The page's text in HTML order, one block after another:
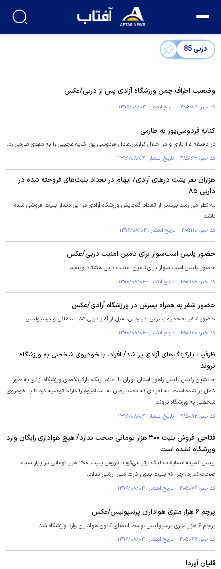
دربی 85
وضعیت اطراف چمن ورزشگاه آزادی پس از دربی/عکس
کد خبر: ۴۸۵۱۸۶ تاریخ انتشار : ۱۳۹۶/۰۸/۰۴
کنایه فردوسی‌پور به طارمی
در دقیقه 12 بازی و در خلال گزارش،عادل فردوسی پور کنایه عجیبی را به مهدی طارمی زد.
کد خبر: ۴۸۵۱۶۳ تاریخ انتشار : ۱۳۹۶/۰۸/۰۴
هزاران نفر پشت درهای آزادی/ ابهام در تعداد بلیت‌های فروخته شده در
داربی ۸۵
به نظر می رسد بیشتر از تعداد گنجایش ورزشگاه آزادی در این دیدار بلیت فروشی شده
باشد.
کد خبر: ۴۸۵۱۱۰ تاریخ انتشار : ۱۳۹۶/۰۸/۰۴
حضور پلیس اسب‌سوار برای تامین امنيت دربی/عکس
حضور پلیس اسب سوار برای تامین امنيت دربی هشتاد وپنجم
کد خبر: ۴۸۵۱۰۸ تاریخ انتشار : ۱۳۹۶/۰۸/۰۴
حضور شفر به همراه پسرش در ورزشگاه آزادی/عکس
حضور شفر به همراه پسرش، در زمين، قبل از آغاز دربی ۸۵ استقلال و پرسپولیس
کد خبر: ۴۸۵۱۰۰ تاریخ انتشار : ۱۳۹۶/۰۸/۰۴
ظرفیت پارکینگ‌های آزادی پر شد/ افراد، با خودروی شخصی به ورزشگاه
نروند
جانشین رئیس پلیس راهور استان تهران با اعلام اینکه پارکینگ‌های ورزشگاه آزادی به طور
کامل پر شده است؛ به افرادی که قصد رفتن به استادیوم را دارند توصیه کرد تا با خودروی
شخصی به ورزشگاه نروند.
کد خبر: ۴۸۵۰۹۲ تاریخ انتشار : ۱۳۹۶/۰۸/۰۴
فتاحی: فروش بلیت ۳۰۰ هزار تومانی صحت ندارد/ هیچ هواداری رایگان وارد
ورزشگاه نشده است
رییس کمیته‌ مسابقات لیگ برتر می‌گوید فروش بلیت ۳۰۰ هزار تومانی در بازار سیاه
صحت ندارد، چرا که بلیت بدون کارت ملی ارزشی ندارد.
کد خبر: ۴۸۵۰۷۶ تاریخ انتشار : ۱۳۹۶/۰۸/۰۴
پرچم ۶ هزار متری هواداران پرسپولیس/عکس
پرچم ۶ هزار متری پرسپولیس توسط اعضای کانون هواداران وارد ورزشگاه شد.
کد خبر: ۴۸۵۰۶۶ تاریخ انتشار : ۱۳۹۶/۰۸/۰۴
قلیان آورد!